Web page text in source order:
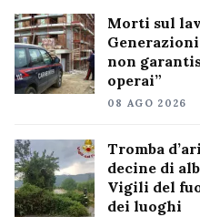
Morti sul
non
operai”
08 AGO 2026
Tromba
decine di
Vigili del
dei luoghi